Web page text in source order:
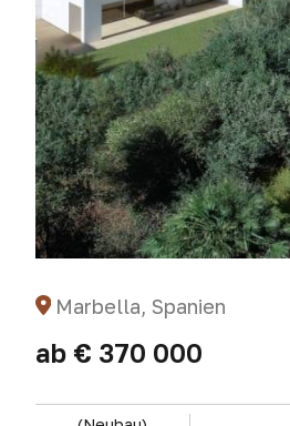
Marbella, Spanien
ab € 370 000